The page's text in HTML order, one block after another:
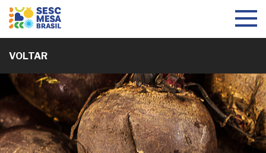
Toggle
VOLTAR